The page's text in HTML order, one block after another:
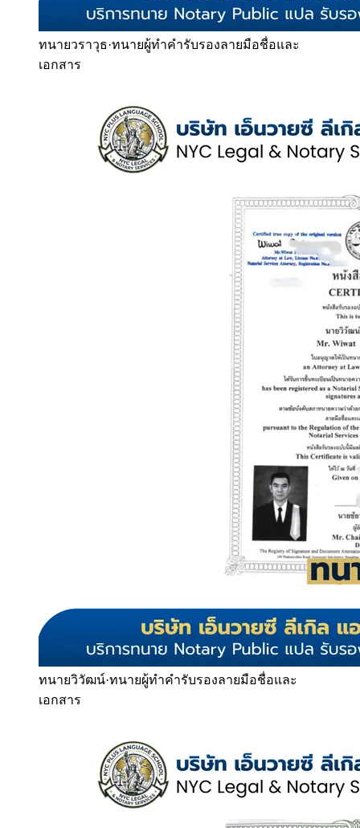
ทนายวราวุธ·ทนายผู้ทำคำรับรองลายมือชื่อและ
เอกสาร
ทนายวิวัฒน์·ทนายผู้ทำคำรับรองลายมือชื่อและ
เอกสาร